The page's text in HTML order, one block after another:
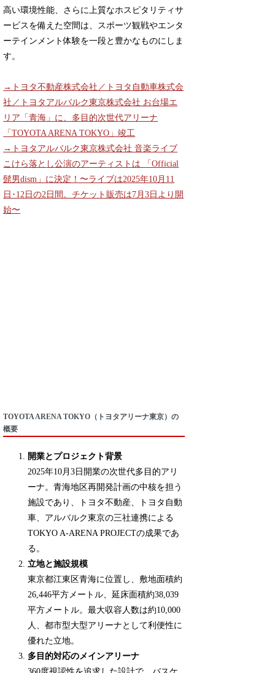
高い環境性能、さらに上質なホスピタリティサ
ービスを備えた空間は、スポーツ観戦やエンタ
ーテインメント体験を一段と豊かなものにしま
す。
→トヨタ不動産株式会社／トヨタ自動車株式会
社／トヨタアルバルク東京株式会社 お台場エ
リア「青海」に、多目的次世代アリーナ
「TOYOTA ARENA TOKYO」竣工
→トヨタアルバルク東京株式会社 音楽ライブ
こけら落とし公演のアーティストは 「Official
髭男dism」に決定！〜ライブは2025年10月11
日･12日の2日間。チケット販売は7月3日より開
始〜
TOYOTA ARENA TOKYO（トヨタアリーナ東京）の
概要
開業とプロジェクト背景
2025年10月3日開業の次世代多目的アリ
ーナ。青海地区再開発計画の中核を担う
施設であり、トヨタ不動産、トヨタ自動
車、アルバルク東京の三社連携による
TOKYO A-ARENA PROJECTの成果であ
る。
立地と施設規模
東京都江東区青海に位置し、敷地面積約
26,446平方メートル、延床面積約38,039
平方メートル。最大収容人数は約10,000
人、都市型大型アリーナとして利便性に
優れた立地。
多目的対応のメインアリーナ